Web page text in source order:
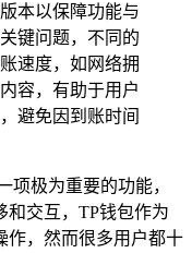
本以保障功能与
键问题，不同的
速度，如网络拥
容，有助于用户
避免因到账时间
项极为重要的功能，
和交互，TP钱包作为
作，然而很多用户都十